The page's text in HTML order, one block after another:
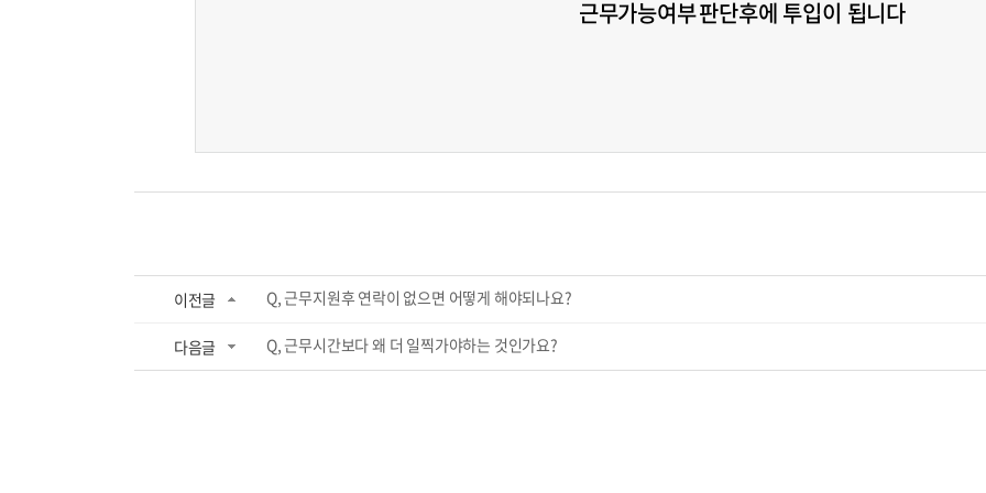
근무가능여부판단후에 투입이 됩니다
이전글 Q, 근무지원후 연락이 없으면 어떻게 해야되나요?
다음글 Q, 근무시간보다 왜 더 일찍가야하는 것인가요?